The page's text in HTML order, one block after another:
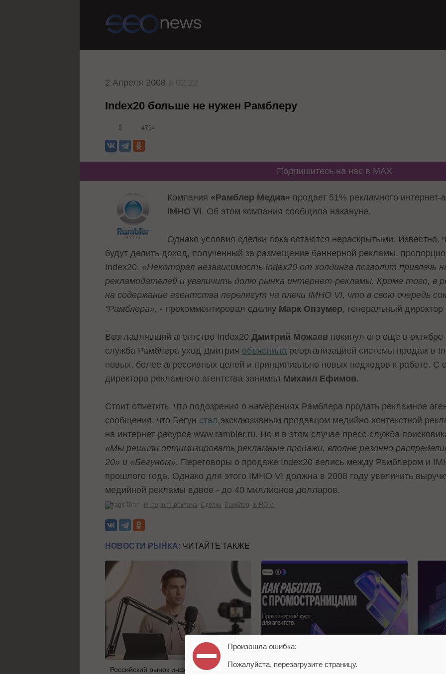
2 Апреля 2008
Index20 больше не нужен Рамблеру
5 4754
Подпишитесь на нас в MAX
Компания «Рамблер Медиа» продает 51% рекламного интернет-
IMHO VI. Об этом компания сообщила накануне.
Однако условия сделки пока остаются нераскрытыми. Известно,
будут делить доход, полученный за размещение баннерной рекламы,
Index20. «Некоторая независимость Index20 от холдинга позволит привлечь
рекламодателей и увеличить долю рынка интернет-рекламы. Кроме того, в
на содержание агентства перелягут на плечи IMHO VI, что в свою очередь
"Рамблера», - прокомментировал сделку Марк Опзумер, генеральный
Возглавлявший агентство Index20Дмитрий Можаев покинул его еще в
служба Рамблера уход Дмитрия объяснила реорганизацией системы продаж в
новых, более агрессивных целей и принципиально новых подходов к работе. С
директора рекламного агентства занимал Михаил Ефимов.
Стоит отметить, что подозрения о намерениях Рамблера продать рекламное
сообщения, что Бегун стал эксклюзивным продавцом медийно-контекстной
на интернет-ресурсе www.rambler.ru. Но и в этом случае пресс-служба
«Мы решили оптимизировать рекламные продажи, вполне резонно
20» и «Бегуном». Переговоры о продаже Index20 велись между Рамблером и
прошлого года. Однако для этого IMHO VI должна в 2008 году увеличить
медийной рекламы вдвое - до 40 миллионов долларов.
Теги: Интернет-реклама Сделки Рамблер IMHO VI
НОВОСТИ РЫНКА: ЧИТАЙТЕ ТАКЖЕ
Российский рынок инфлюенс-маркетинга
Яндекс запустил курс по
MAX
Произошла ошибка:
Пожалуйста, перезагрузите страницу.